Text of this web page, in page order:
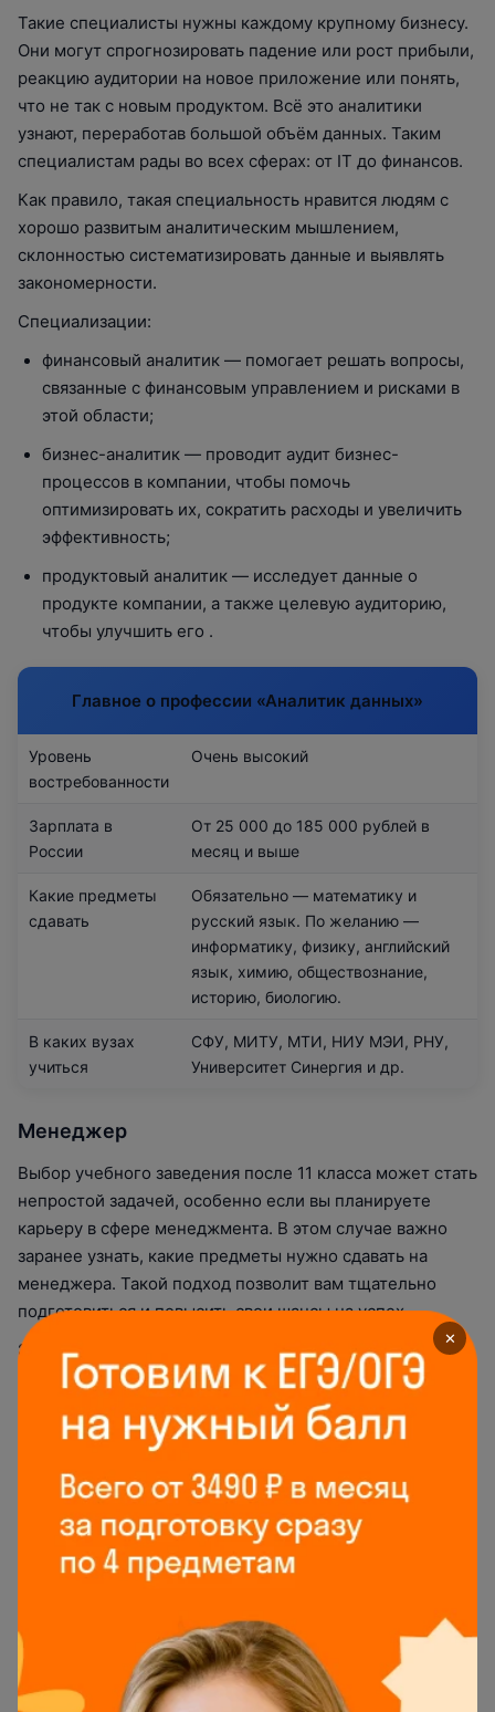
Такие специалисты нужны каждому крупному бизнесу.
Они могут спрогнозировать падение или рост прибыли,
реакцию аудитории на новое приложение или понять,
что не так с новым продуктом. Всё это аналитики
узнают, переработав большой объём данных. Таким
специалистам рады во всех сферах: от IT до финансов.
Как правило, такая специальность нравится людям с
хорошо развитым аналитическим мышлением,
склонностью систематизировать данные и выявлять
закономерности.
Специализации:
финансовый аналитик — помогает решать вопросы,
связанные с финансовым управлением и рисками в
этой области;
бизнес-аналитик — проводит аудит бизнес-
процессов в компании, чтобы помочь
оптимизировать их, сократить расходы и увеличить
эффективность;
продуктовый аналитик — исследует данные о
продукте компании, а также целевую аудиторию,
чтобы улучшить его .
Главное о профессии «‎Аналитик данных»
Уровень
востребованности
Очень высокий
Зарплата в
России
От 25 000 до 185 000 рублей в
месяц и выше
Какие предметы
сдавать
Обязательно — математику и
русский язык. По желанию —
информатику, физику, английский
язык, химию, обществознание,
историю, биологию.
В каких вузах
учиться
СФУ, МИТУ, МТИ, НИУ МЭИ, РНУ,
Университет Синергия и др.
Менеджер
Выбор учебного заведения после 11 класса может стать
непростой задачей, особенно если вы планируете
карьеру в сфере менеджмента. В этом случае важно
заранее узнать, какие предметы нужно сдавать на
менеджера. Такой подход позволит вам тщательно
подготовиться и повысить свои шансы на успех.
Это специалист, который управляет командой
сотрудников на разных уровнях. Например, бывают топ-
менеджеры, региональные менеджеры, руководители
филиалов, начальники отделов. Их задача — следить за
создавать условия, в которых коллектив мог бы
работать сплочённо. Люди с такой специальностью
нужны в любых сферах.
Специализации:
PR-менеджер — берет на себя заботу о репутации в
компании, работает над рекламой и отвечает за
связь со СМИ;
✕